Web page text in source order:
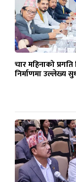
चार महिनाको
निर्माणमा उल्लेख्य